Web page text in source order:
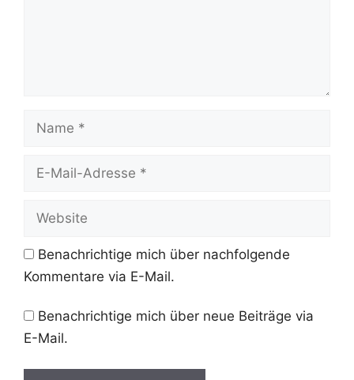
Mail-
Benachrichtige mich über nachfolgende
Kommentare via E-Mail.
Benachrichtige mich über neue Beiträge via
E-Mail.